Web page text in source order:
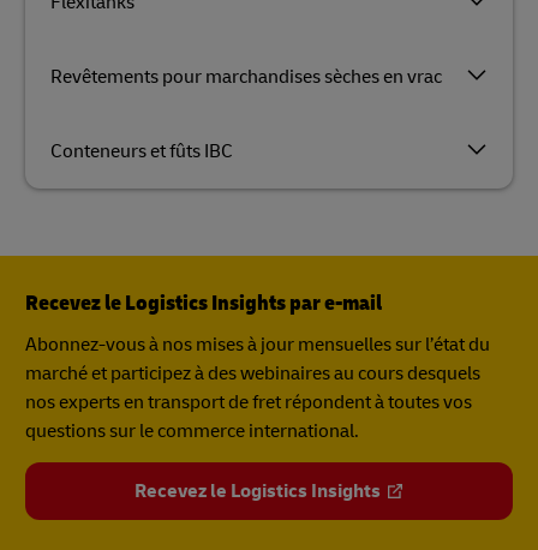
Revêtements pour marchandises sèches en vrac
Conteneurs et fûts IBC
Recevez le Logistics Insights par e-mail
Abonnez-vous à nos mises à jour mensuelles sur l’état du
marché et participez à des webinaires au cours desquels
nos experts en transport de fret répondent à toutes vos
questions sur le commerce international.
Recevez le Logistics Insights